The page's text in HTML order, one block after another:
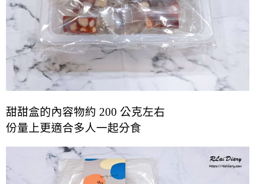
甜甜盒的內容物約 200 公克左右
份量上更適合多人一起分食